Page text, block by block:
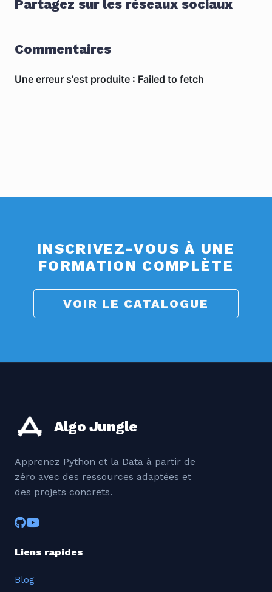
Partagez sur les réseaux sociaux
Commentaires
INSCRIVEZ-VOUS À UNE
FORMATION COMPLÈTE
VOIR LE CATALOGUE
Algo Jungle
Apprenez Python et la Data à partir de
zéro avec des ressources adaptées et
des projets concrets.
Liens rapides
Blog